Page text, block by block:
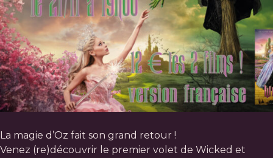
La magie d’Oz fait son grand retour !
Venez (re)découvrir le premier volet de Wicked et